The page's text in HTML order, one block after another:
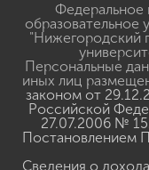
Федеральное
образовательное
"Нижегородский
Персональные
иных лиц
законом от
Российской
27.07.2006 №
Постановлением
Сведения о